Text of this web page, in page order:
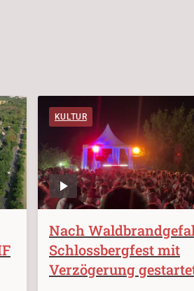
KULTUR
Nach
Schlossbergfest mit
Verzögerung